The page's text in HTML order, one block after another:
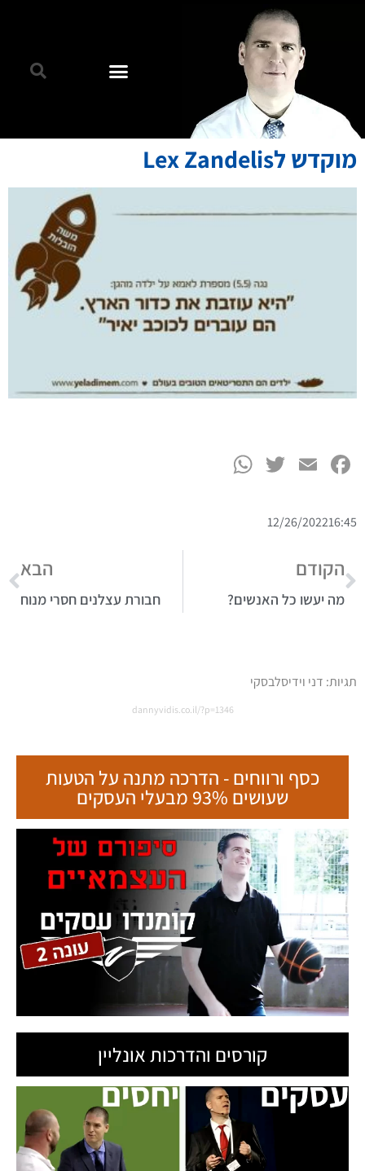
מוקדש לLex Zandelis
Facebook
Email
Twitter
16:45
12/26/2022
הקודם
מה יעשו כל האנשים?
הבא
חבורת עצלנים חסרי מנוח
תגיות: דני וידיסלבסקי
dannyvidis.co.il/?p=1346
כסף ורווחים - הדרכה מתנה על הטעות
שעושים 93% מבעלי העסקים
קורסים והדרכות אונליין